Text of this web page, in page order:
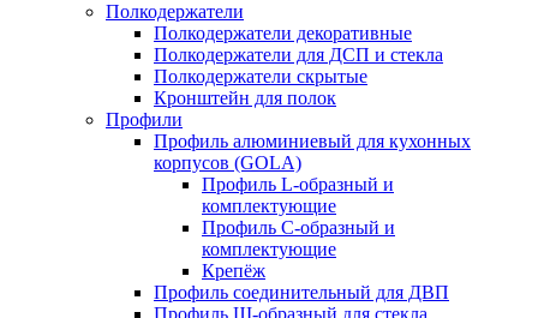
Полкодержатели
Полкодержатели декоративные
Полкодержатели для ДСП и стекла
Полкодержатели скрытые
Кронштейн для полок
Профили
Профиль алюминиевый для кухонных
корпусов (GOLA)
Профиль L-образный и
комплектующие
Профиль C-образный и
комплектующие
Крепёж
Профиль соединительный для ДВП
Профиль Ш-образный для стекла